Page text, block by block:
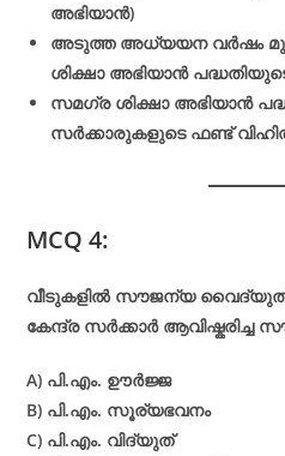
അഭിയാൻ)
അടുത്ത അധ്യയന വർഷം
ശിക്ഷാ അഭിയാൻ പദ്ധതിയുടെ
സമഗ്ര ശിക്ഷാ അഭിയാൻ
സർക്കാരുകളുടെ ഫണ്ട്
MCQ 4:
വീടുകളിൽ സൗജന്യ വൈദ്യുതി
കേന്ദ്ര സർക്കാർ
A) പി.എം. ഊർജ്ജ
B) പി.എം. സൂര്യഭവനം
C) പി.എം. വിദ്യുത്